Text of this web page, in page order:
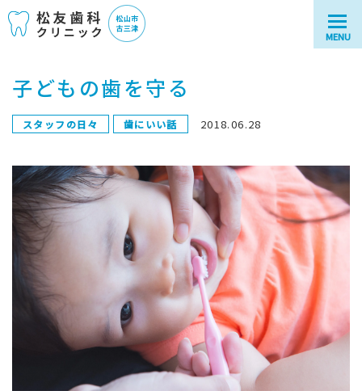
MENU
子どもの歯を守る
スタッフの日々 歯にいい話 2018.06.28